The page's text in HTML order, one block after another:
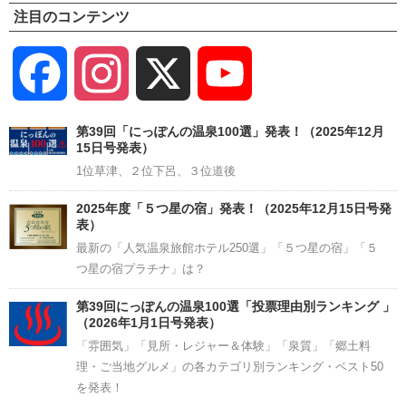
注目のコンテンツ
Facebook Instagram
Channel
第39回「にっぽんの温泉100選」発表！（2025年12月
15日号発表）
1位草津、２位下呂、３位道後
2025年度「５つ星の宿」発表！（2025年12月15日号発
表）
最新の「人気温泉旅館ホテル250選」「５つ星の宿」「５
つ星の宿プラチナ」は？
第39回にっぽんの温泉100選「投票理由別ランキング 」
（2026年1月1日号発表）
「雰囲気」「見所・レジャー＆体験」「泉質」「郷土料
理・ご当地グルメ」の各カテゴリ別ランキング・ベスト50
を発表！